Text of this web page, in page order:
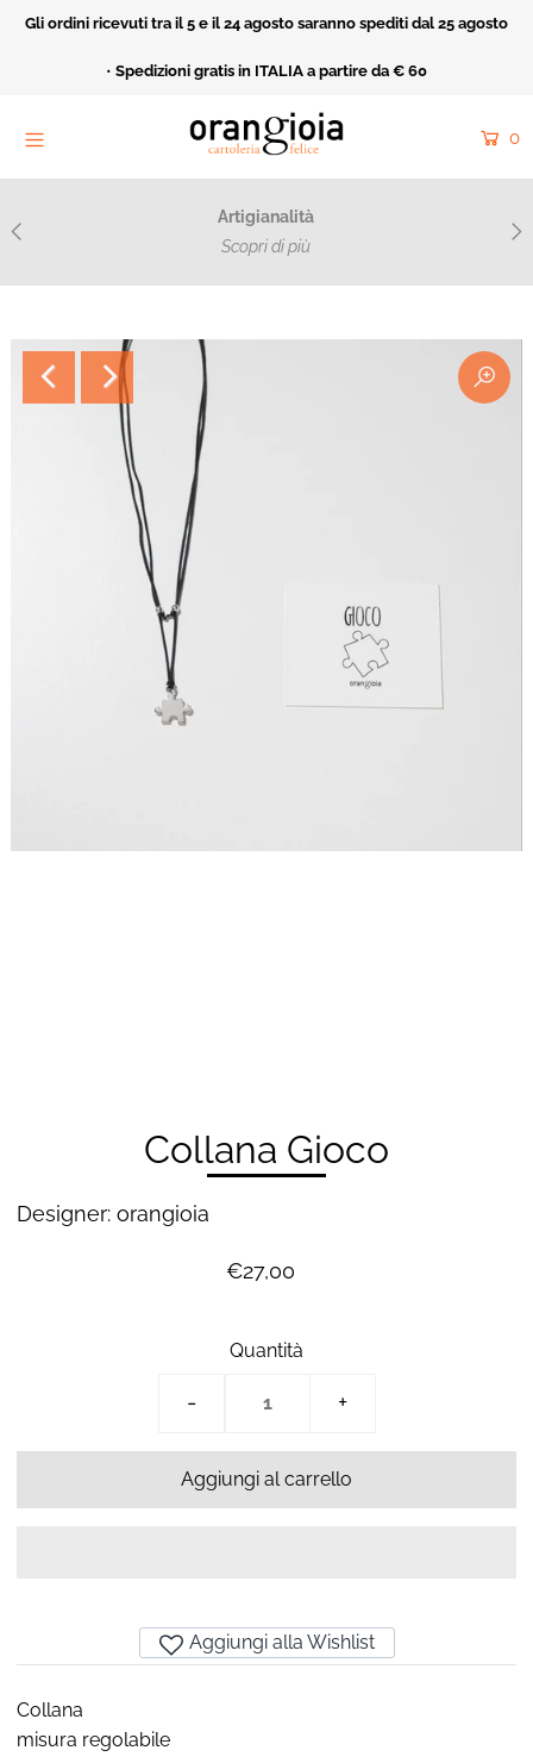
Gli ordini ricevuti tra il 5 e il 24 agosto saranno spediti dal 25 agosto
• Spedizioni gratis in ITALIA a partire da € 60
0
Artigianalità
Scopri di più
Collana Gioco
Designer: orangioia
€27,00
Quantità
- +
Aggiungi alla Wishlist
Collana
misura regolabile
Rivendita
Acquarello e ricamo
Collezioni
Fatto Apposta
Entra o crea un nuovo account